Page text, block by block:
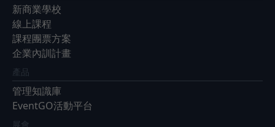
新商業學校
線上課程
課程團票方案
企業內訓計畫
產品
管理知識庫
EventGO活動平台
展會